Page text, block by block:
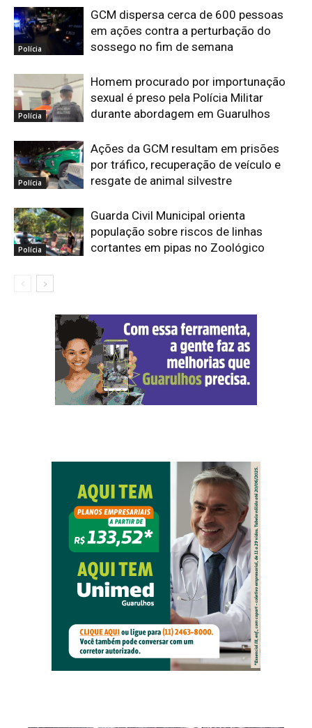
Polícia
GCM dispersa cerca de 600 pessoas
em ações contra a perturbação do
sossego no fim de semana
Polícia
Homem procurado por importunação
sexual é preso pela Polícia Militar
durante abordagem em Guarulhos
Polícia
Ações da GCM resultam em prisões
por tráfico, recuperação de veículo e
resgate de animal silvestre
Polícia
Guarda Civil Municipal orienta
população sobre riscos de linhas
cortantes em pipas no Zoológico